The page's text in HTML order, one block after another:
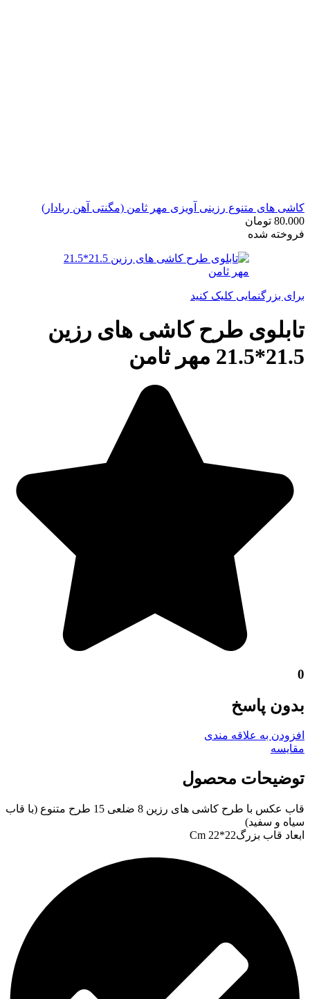
کاشی های متنوع رزینی آویزی مهر ثامن (مگنتی آهن ربادار)
80.000 تومان
فروخته شده
برای بزرگنمایی کلیک کنید
تابلوی طرح کاشی های رزین
21.5*21.5 مهر ثامن
0
بدون پاسخ
افزودن به علاقه مندی
مقايسه
توضیحات محصول
قاب عکس با طرح کاشی های رزین 8 ضلعی 15 طرح متنوع (با قاب
سیاه و سفید)
ابعاد قاب بزرگ22*22 Cm